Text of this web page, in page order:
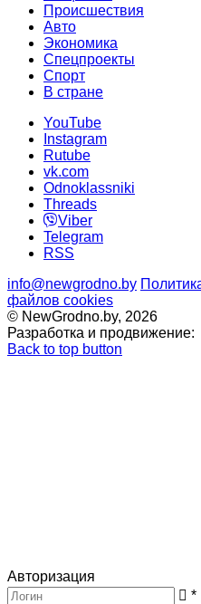
Происшествия
Авто
Экономика
Спецпроекты
Cпорт
В стране
YouTube
Instagram
Rutube
vk.com
Odnoklassniki
Threads
Viber
Telegram
RSS
info@newgrodno.by
файлов cookies
© NewGrodno.by, 2026
Разработка и продвижение:
Back to top button
Авторизация
*